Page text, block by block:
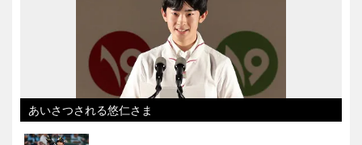
あいさつされる悠仁さま